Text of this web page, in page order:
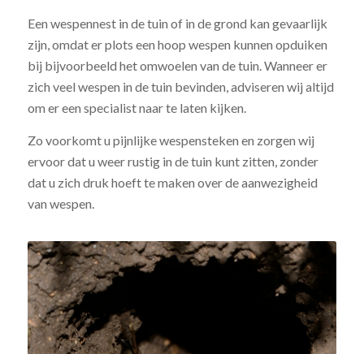
Een wespennest in de tuin of in de grond kan gevaarlijk
zijn, omdat er plots een hoop wespen kunnen opduiken
bij bijvoorbeeld het omwoelen van de tuin. Wanneer er
zich veel wespen in de tuin bevinden, adviseren wij altijd
om er een specialist naar te laten kijken.
Zo voorkomt u pijnlijke wespensteken en zorgen wij
ervoor dat u weer rustig in de tuin kunt zitten, zonder
dat u zich druk hoeft te maken over de aanwezigheid
van wespen.